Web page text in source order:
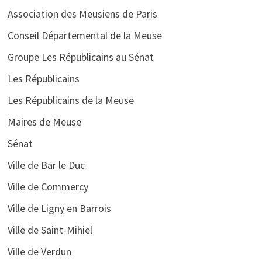
Association des Meusiens de Paris
Conseil Départemental de la Meuse
Groupe Les Républicains au Sénat
Les Républicains
Les Républicains de la Meuse
Maires de Meuse
Sénat
Ville de Bar le Duc
Ville de Commercy
Ville de Ligny en Barrois
Ville de Saint-Mihiel
Ville de Verdun